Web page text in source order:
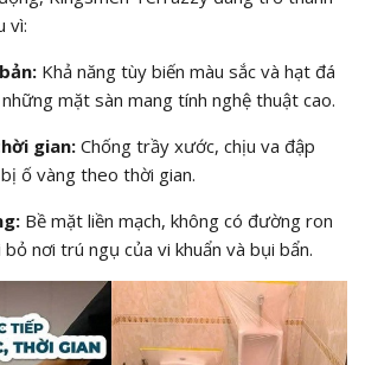
vì:
Khả năng tùy biến màu sắc và hạt đá
mặt sàn mang tính nghệ thuật cao.
gian:Chống trầy xước, chịu va đập
ố vàng theo thời gian.
Bề mặt liền mạch, không có đường ron
nơi trú ngụ của vi khuẩn và bụi bẩn.